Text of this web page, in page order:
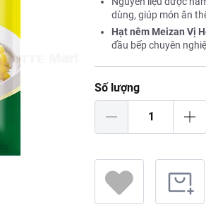
dùng, giúp món ăn
Hạt nêm Meizan Vị
đầu bếp chuyên
Số lượng